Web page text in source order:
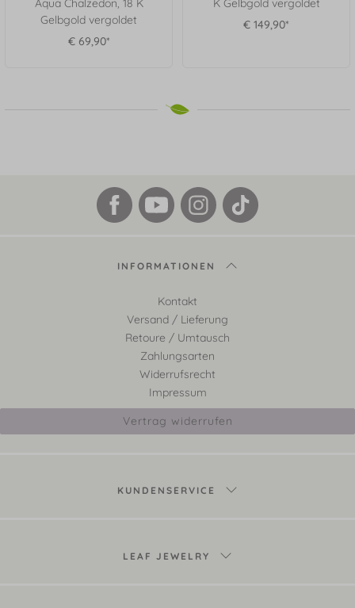
Aqua Chalzedon, 18 K
Gelbgold vergoldet
€ 69,90*
K Gelbgold vergoldet
€ 149,90*
INFORMATIONEN
Kontakt
Versand / Lieferung
Retoure / Umtausch
Zahlungsarten
Widerrufsrecht
Impressum
Vertrag widerrufen
KUNDENSERVICE
LEAF JEWELRY